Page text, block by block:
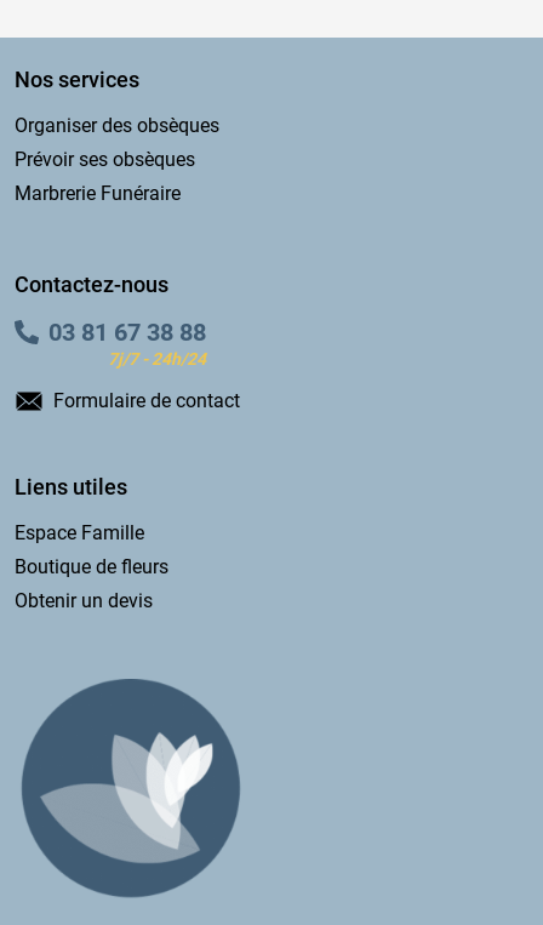
Nos services
Organiser des obsèques
Prévoir ses obsèques
Marbrerie Funéraire
Contactez-nous
03 81 67 38 88
7j/7 - 24h/24
Formulaire de contact
Liens utiles
Espace Famille
Boutique de fleurs
Obtenir un devis